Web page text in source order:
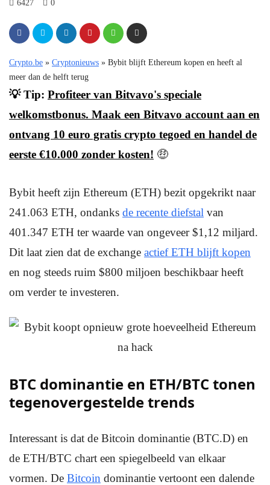
6427 0
Crypto.be » Cryptonieuws » Bybit blijft Ethereum kopen en heeft al
meer dan de helft terug
💡 Tip: Profiteer van Bitvavo's speciale
welkomstbonus. Maak een Bitvavo account aan en
ontvang 10 euro gratis crypto tegoed en handel de
eerste €10.000 zonder kosten! 🤑
Bybit heeft zijn Ethereum (ETH) bezit opgekrikt naar
241.063 ETH, ondanks de recente diefstal van
401.347 ETH ter waarde van ongeveer $1,12 miljard.
Dit laat zien dat de exchange actief ETH blijft kopen
en nog steeds ruim $800 miljoen beschikbaar heeft
om verder te investeren.
BTC dominantie en ETH/BTC tonen
tegenovergestelde trends
Interessant is dat de Bitcoin dominantie (BTC.D) en
de ETH/BTC chart een spiegelbeeld van elkaar
vormen. De Bitcoin dominantie vertoont een dalende